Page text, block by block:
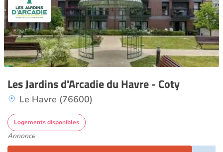
Les Jardins d'Arcadie du Havre - Coty
Le Havre (76600)
Logements disponibles
Annonce